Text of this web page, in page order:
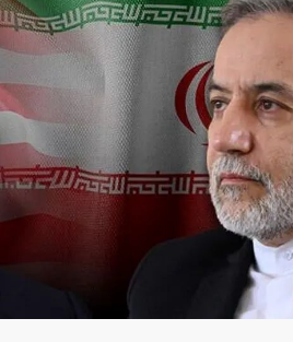
کارنامه مردود محسن پاک‌ نژاد؛ از افت شدید
درآمد ارزی تا بازی با عزل و نصب‌ها
هجوم خودروسازان چینی به اروپا؛ آیا
کارخانه‌های بحران‌زده نجات پیدا می‌کنند؟